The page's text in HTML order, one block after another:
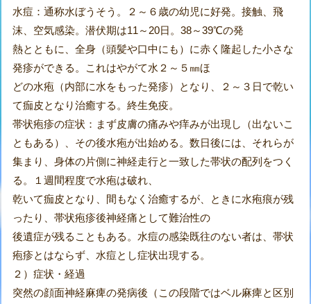
水痘：通称水ぼうそう。２～６歳の幼児に好発。接触、飛
沫、空気感染。潜伏期は11～20日。38～39℃の発
熱とともに、全身（頭髪や口中にも）に赤く隆起した小さな
発疹ができる。これはやがて水２～５㎜ほ
どの水疱（内部に水をもった発疹）となり、２～３日で乾い
て痂皮となり治癒する。終生免疫。
帯状疱疹の症状：まず皮膚の痛みや痒みが出現し（出ないこ
ともある）、その後水疱が出始める。数日後には、それらが
集まり、身体の片側に神経走行と一致した帯状の配列をつく
る。１週間程度で水疱は破れ、
乾いて痂皮となり、間もなく治癒するが、ときに水疱痕が残
ったり、帯状疱疹後神経痛として難治性の
後遺症が残ることもある。水痘の感染既往のない者は、帯状
疱疹とはならず、水痘とし症状出現する。
２）症状・経過
突然の顔面神経麻痺の発病後（この段階ではベル麻痺と区別